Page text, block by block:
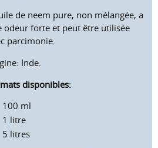
de neem pure, non mélangée, a
odeur forte et peut être utilisée
parcimonie.
Inde.
disponibles:
100 ml
1 litre
5 litres